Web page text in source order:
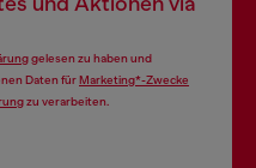
gelesen zu haben und
Daten fürMarketing*-Zwecke
zu verarbeiten.